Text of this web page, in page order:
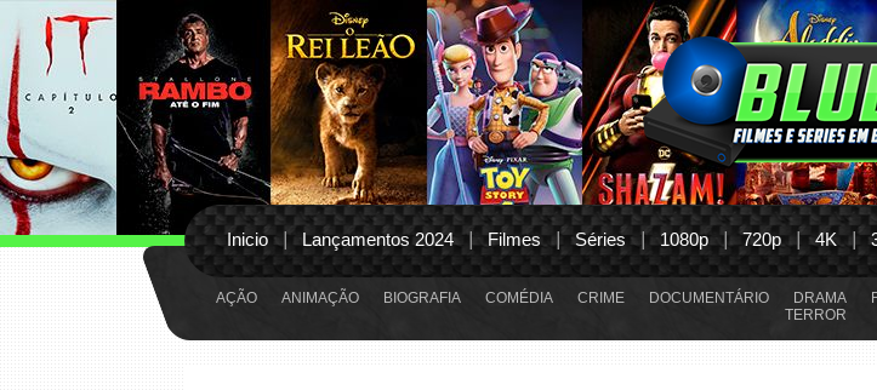
Inicio Lançamentos 2024 Filmes Séries 1080p 720p 4K
AÇÃO ANIMAÇÃO BIOGRAFIA COMÉDIA CRIME DOCUMENTÁRIO DRAMA
TERROR